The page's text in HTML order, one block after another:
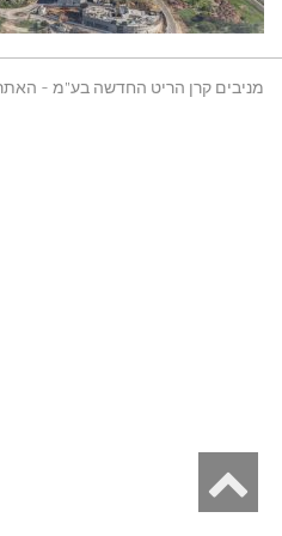
מניבים קרן הריט החדשה בע"מ - האתר
לראש